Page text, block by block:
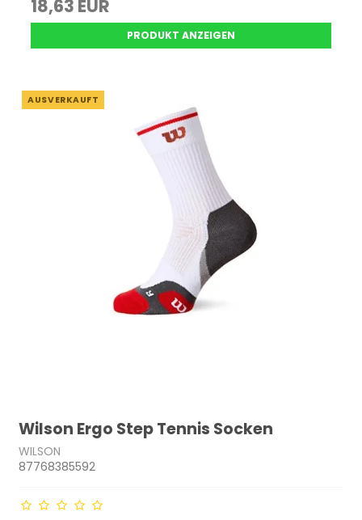
18,63 EUR
PRODUKT ANZEIGEN
AUSVERKAUFT
Wilson Ergo Step Tennis Socken
WILSON
87768385592